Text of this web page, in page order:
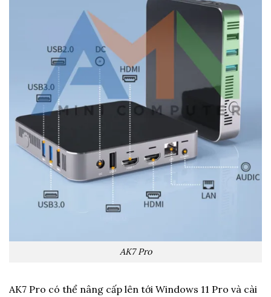
AK7 Pro
AK7 Pro có thể nâng cấp lên tới Windows 11 Pro và cài